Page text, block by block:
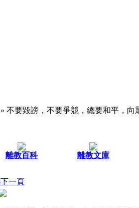
» 不要毀謗，不要爭競，總要和平，向
離教百科 離教文庫
下一頁